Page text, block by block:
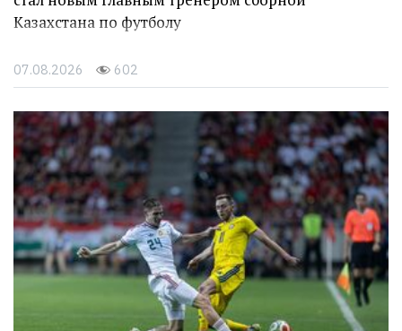
Казахстана по футболу
07.08.2026 602